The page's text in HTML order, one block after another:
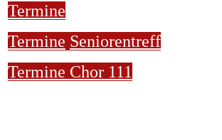
Termine
Termine Seniorentreff
Termine Chor 111